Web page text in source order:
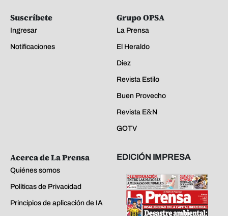
Suscríbete
Ingresar
Notificaciones
Grupo OPSA
La Prensa
El Heraldo
Diez
Revista Estilo
Buen Provecho
Revista E&N
GOTV
Acerca de La Prensa
Quiénes somos
Políticas de Privacidad
Principios de aplicación de IA
EDICIÓN IMPRESA